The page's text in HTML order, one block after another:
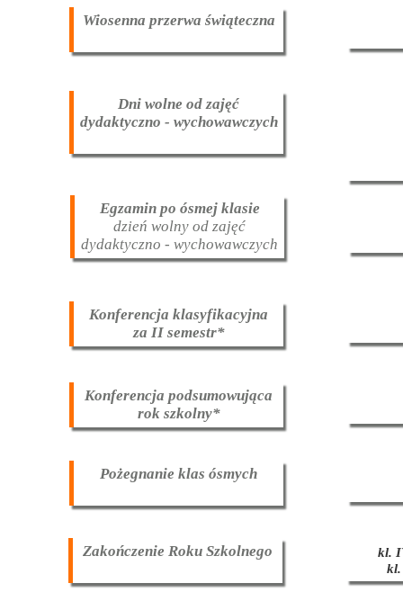
kl.
Zakończenie Roku Szkolnego
Pożegnanie klas ósmych
Konferencja podsumowująca
rok szkolny*
Konferencja klasyfikacyjna
za II semestr*
Egzamin po ósmej klasie
dzień wolny od zajęć
dydaktyczno - wychowawczych
Dni wolne od zajęć
dydaktyczno - wychowawczych
Wiosenna przerwa świąteczna